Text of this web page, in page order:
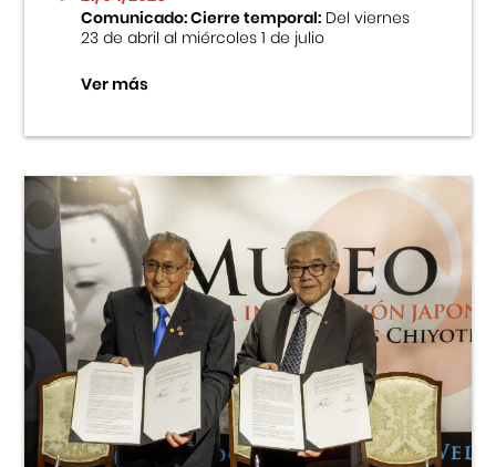
Teatro Peruano Japonés
Comunicado: Cierre temporal:Del viernes
23 de abril al miércoles 1 de julio
Ver más